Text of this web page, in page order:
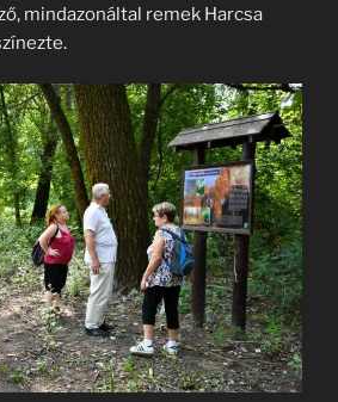
mindazonáltal remek Harcsa